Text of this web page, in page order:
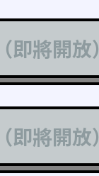
將開放）
將開放）